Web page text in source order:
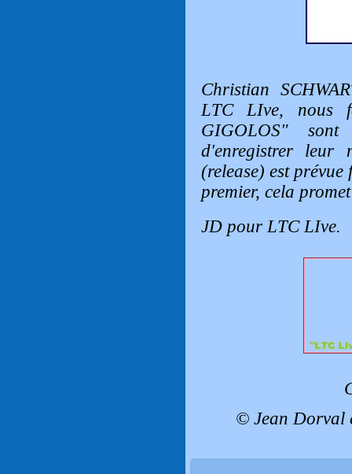
Christian
LTC LIve, nous
GIGOLOS"
d'enregistrer leur
(release) est
premier, cela
JD pour LTC LIve.
© Jean Dorval